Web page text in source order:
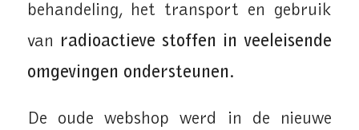
behandeling, het transport en gebruik
van radioactieve stoffen in veeleisende
omgevingen ondersteunen.
De oude webshop werd in de nieuwe